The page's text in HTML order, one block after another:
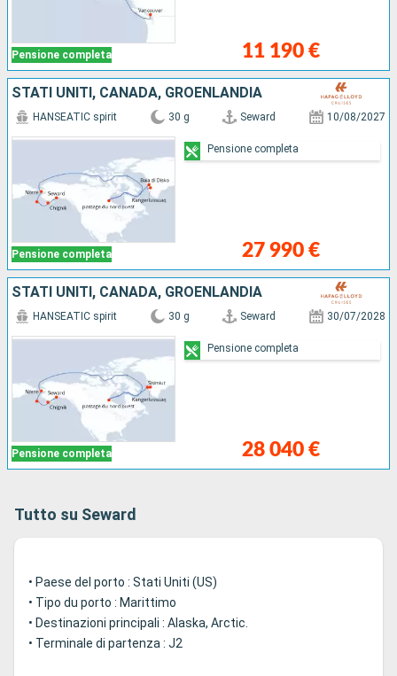
Pensione completa 11 190 €
STATI UNITI, CANADA, GROENLANDIA
Pensione completa
HANSEATIC spirit 30 g Seward 10/08/2027
27 990 €
Pensione completa
STATI UNITI, CANADA, GROENLANDIA
Pensione completa
HANSEATIC spirit 30 g Seward 30/07/2028
28 040 €
Pensione completa
Tutto su Seward
• Paese del porto : Stati Uniti (US)
• Tipo du porto : Marittimo
• Destinazioni principali : Alaska, Arctic.
• Terminale di partenza : J2